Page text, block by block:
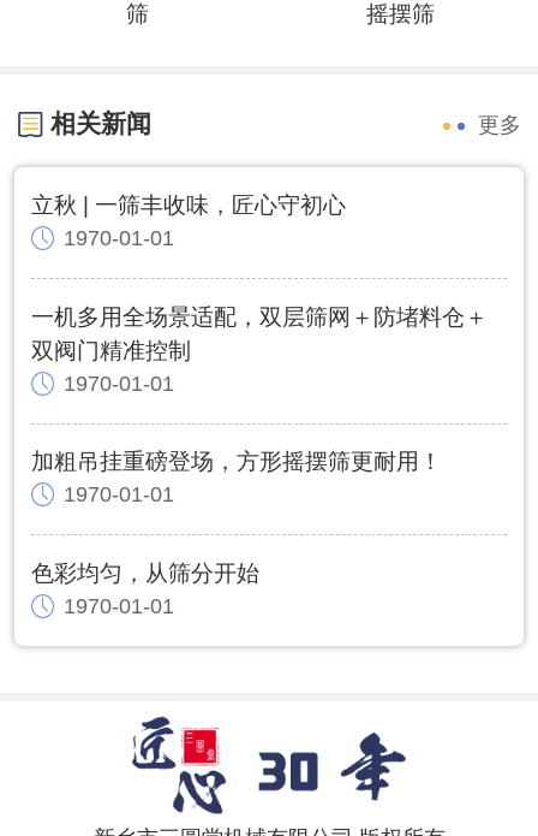
筛
摇摆筛
相关新闻 更多
立秋 | 一筛丰收味，匠心守初心
1970-01-01
一机多用全场景适配，双层筛网＋防堵料仓＋
双阀门精准控制
1970-01-01
加粗吊挂重磅登场，方形摇摆筛更耐用！
1970-01-01
色彩均匀，从筛分开始
1970-01-01